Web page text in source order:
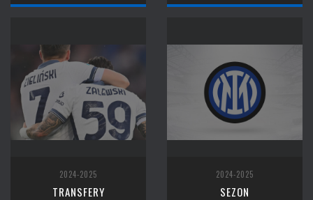
2024-2025
TRANSFERY
2024-2025
SEZON